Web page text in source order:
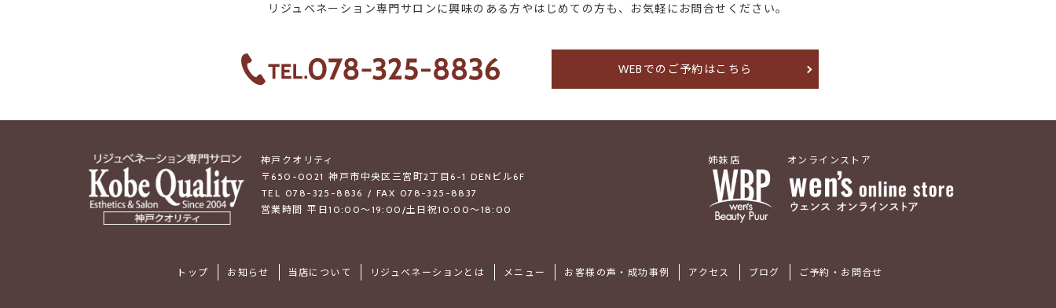
リジュベネーション専門サロンに興味のある方やはじめての方も、お気軽にお問合せください。
WEBでのご予約はこちら
神戸クオリティ
〒650-0021 神戸市中央区三宮町2丁目6-1 DENビル6F
TEL 078-325-8836 / FAX 078-325-8837
営業時間 平日10:00～19:00/土日祝10:00～18:00
姉妹店 オンラインストア
トップ お知らせ 当店について リジュベネーションとは メニュー お客様の声・成功事例 アクセス ブログ ご予約・お問合せ